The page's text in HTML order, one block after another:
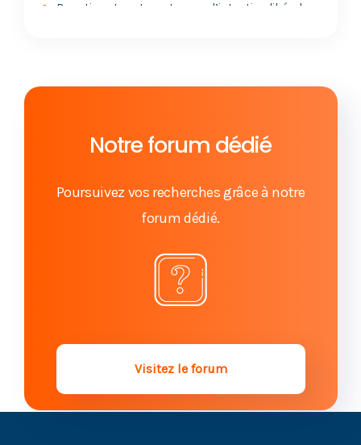
Donation et vente : est ce que l’intention libérale
succession bien préparée
fiscales !
Donation-partage : les contours de l'action en
Légataire universel, se défendre en cas de
poursuite pour recel successoral
Incidences successorales du prêt familial sans
Notre forum dédié
Poursuivez vos recherches grâce à notre
forum dédié.
Visitez le forum